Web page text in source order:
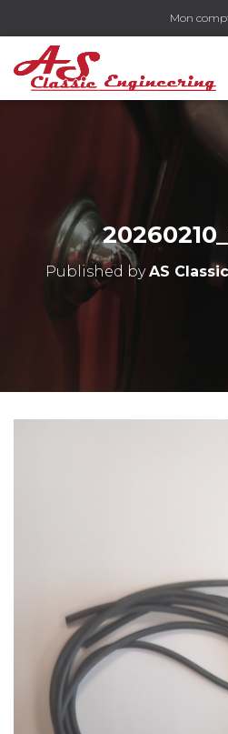
Mon
Published byAS Classic